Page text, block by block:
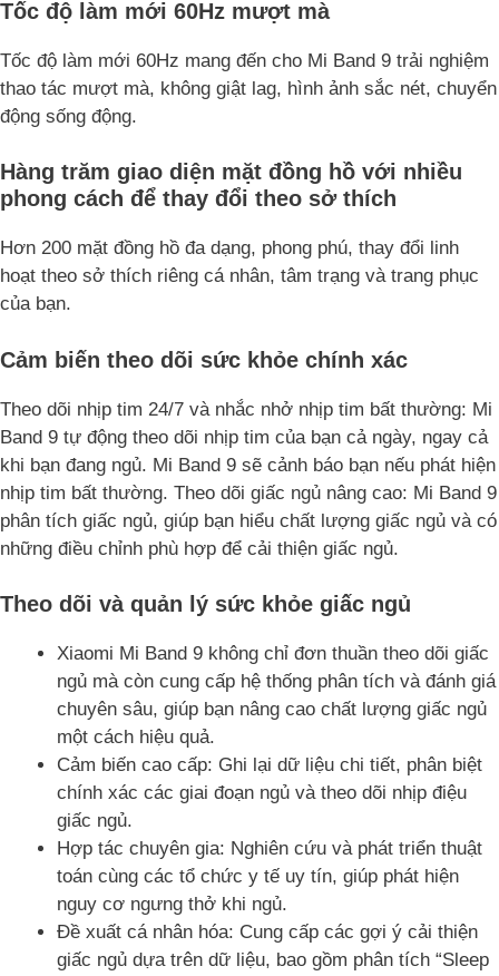
Tốc độ làm mới 60Hz mượt mà
Tốc độ làm mới 60Hz mang đến cho Mi Band 9 trải nghiệm
thao tác mượt mà, không giật lag, hình ảnh sắc nét, chuyển
động sống động.
Hàng trăm giao diện mặt đồng hồ với nhiều
phong cách để thay đổi theo sở thích
Hơn 200 mặt đồng hồ đa dạng, phong phú, thay đổi linh
hoạt theo sở thích riêng cá nhân, tâm trạng và trang phục
của bạn.
Cảm biến theo dõi sức khỏe chính xác
Theo dõi nhịp tim 24/7 và nhắc nhở nhịp tim bất thường: Mi
Band 9 tự động theo dõi nhịp tim của bạn cả ngày, ngay cả
khi bạn đang ngủ. Mi Band 9 sẽ cảnh báo bạn nếu phát hiện
nhịp tim bất thường. Theo dõi giấc ngủ nâng cao: Mi Band 9
phân tích giấc ngủ, giúp bạn hiểu chất lượng giấc ngủ và có
những điều chỉnh phù hợp để cải thiện giấc ngủ.
Theo dõi và quản lý sức khỏe giấc ngủ
Xiaomi Mi Band 9 không chỉ đơn thuần theo dõi giấc
ngủ mà còn cung cấp hệ thống phân tích và đánh giá
chuyên sâu, giúp bạn nâng cao chất lượng giấc ngủ
một cách hiệu quả.
Cảm biến cao cấp: Ghi lại dữ liệu chi tiết, phân biệt
chính xác các giai đoạn ngủ và theo dõi nhịp điệu
giấc ngủ.
Hợp tác chuyên gia: Nghiên cứu và phát triển thuật
toán cùng các tổ chức y tế uy tín, giúp phát hiện
nguy cơ ngưng thở khi ngủ.
Đề xuất cá nhân hóa: Cung cấp các gợi ý cải thiện
giấc ngủ dựa trên dữ liệu, bao gồm phân tích “Sleep